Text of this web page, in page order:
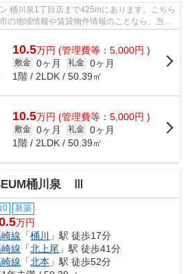
桶川泉1丁目店まで425mにあります。こちら
の地域情報や賃貸物件情報のことなら、当社
た当社...
10.5万円 (管理費等：5,000円 )
敷金 0ヶ月 礼金 0ヶ月
1階 / 2LDK / 50.39㎡
10.5万円 (管理費等：5,000円 )
敷金 0ヶ月 礼金 0ヶ月
1階 / 2LDK / 50.39㎡
桶川泉 Ⅲ
0 新築
万円
線 「桶川
」駅 徒歩17分
線 「北上尾 」駅 徒歩41分
線 「北本 」駅 徒歩52分